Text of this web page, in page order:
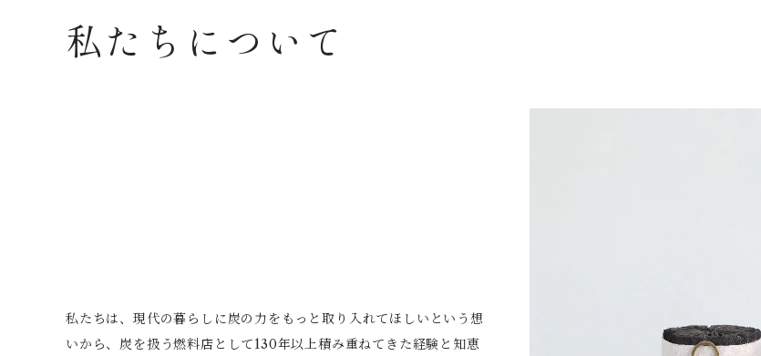
私たちについて
私たちは、現代の暮らしに炭の力をもっと取り入れてほしいという想
いから、炭を扱う燃料店として130年以上積み重ねてきた経験と知恵